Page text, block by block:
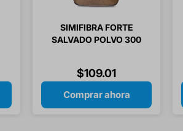
SIMIFIBRA FORTE
SALVADO POLVO 300
$109.01
Comprar ahora